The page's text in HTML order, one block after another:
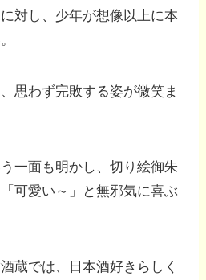
対し、少年が想像以上に本
思わず完敗する姿が微笑ま
一面も明かし、切り絵御朱
可愛い～」と無邪気に喜ぶ
蔵では、日本酒好きらしく